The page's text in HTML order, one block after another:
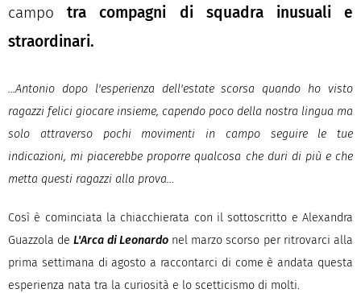
campotra compagni di squadra inusuali e
straordinari.
…Antonio dopo l'esperienza dell'estate scorsa quando ho visto
ragazzi felici giocare insieme, capendo poco della nostra lingua ma
solo attraverso pochi movimenti in campo seguire le tue
indicazioni, mi piacerebbe proporre qualcosa che duri di più e che
metta questi ragazzi alla prova…
Così è cominciata la chiacchierata con il sottoscritto e Alexandra
Guazzola deL'Arca di Leonardonel marzo scorso per ritrovarci alla
prima settimana di agosto a raccontarci di come è andata questa
esperienza nata tra la curiosità e lo scetticismo di molti.